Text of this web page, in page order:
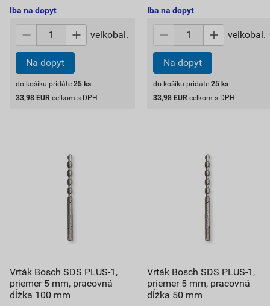
Iba na dopyt
velkobal.
Na dopyt
do košíku pridáte 25 ks
33,98 EUR celkom s DPH
Iba na dopyt
velkobal.
Na dopyt
do košíku pridáte 25 ks
33,98 EUR celkom s DPH
Vrták Bosch SDS PLUS-1,
priemer 5 mm, pracovná
dĺžka 100 mm
Vrták Bosch SDS PLUS-1,
priemer 5 mm, pracovná
dĺžka 50 mm